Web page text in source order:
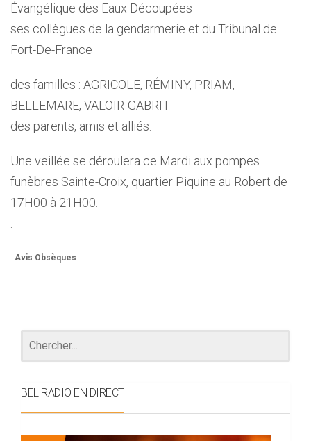
Évangélique des Eaux Découpées
ses collègues de la gendarmerie et du Tribunal de
Fort-De-France
des familles : AGRICOLE, RÉMINY, PRIAM,
BELLEMARE, VALOIR-GABRIT
des parents, amis et alliés.
Une veillée se déroulera ce Mardi aux pompes
funèbres Sainte-Croix, quartier Piquine au Robert de
17H00 à 21H00.
Avis Obsèques
BEL RADIO EN DIRECT